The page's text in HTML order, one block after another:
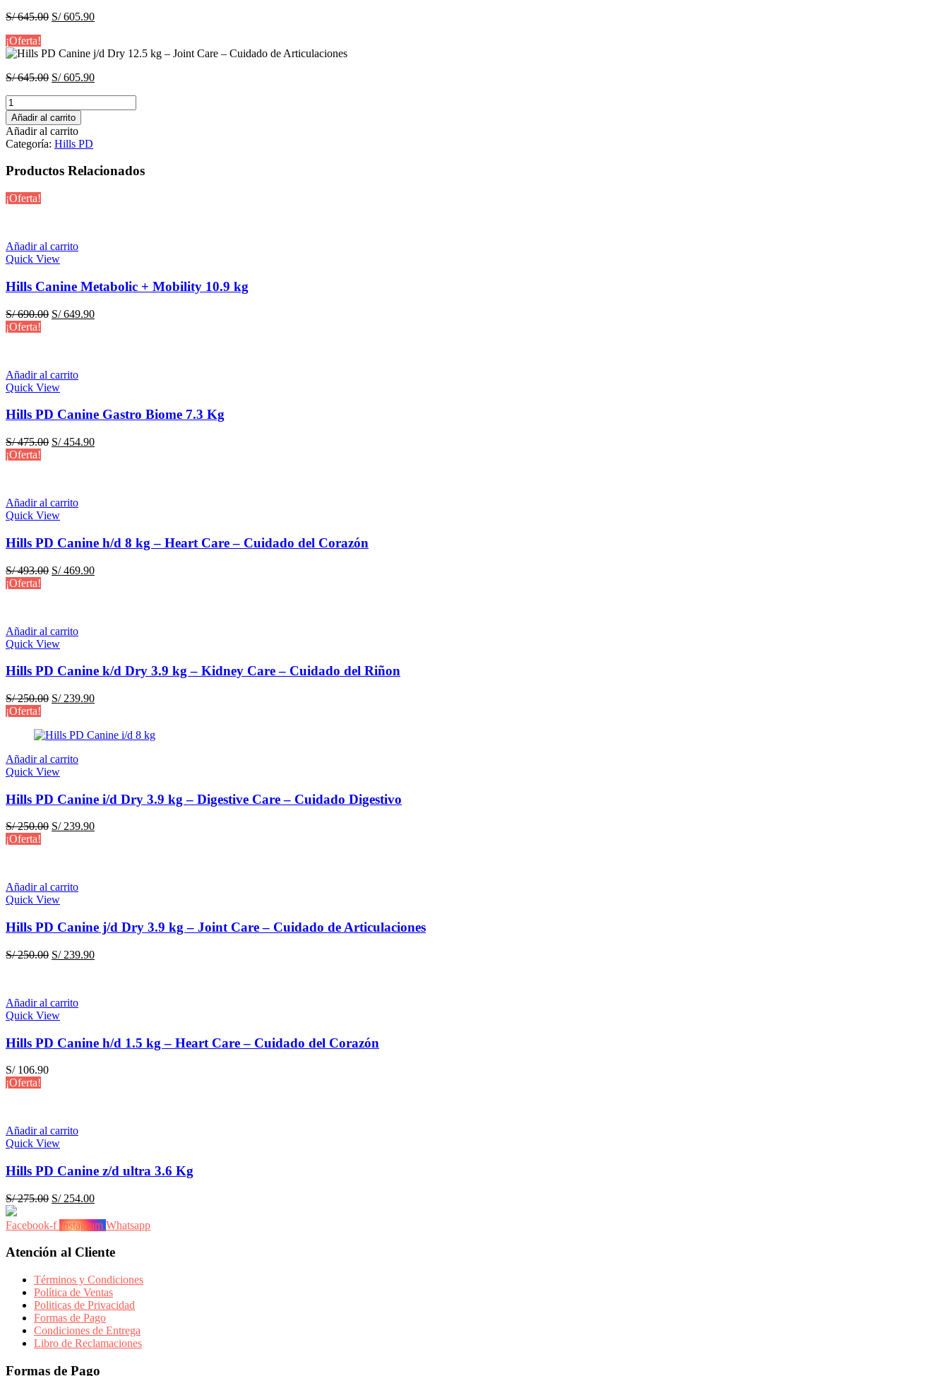
S/645.00 El
era:
S/605.90El
es:
¡Oferta!
S/645.00 El
era:
S/ 645.00.
S/605.90El
Hills
PD
Canine
j/d
Dry
12.5
kg
–
Joint
Cuidado
de
Articulaciones
cantidad
Añadir al carrito
Añadir al carrito
Categoría: Hills PD
Productos Relacionados
¡Oferta!
Añadir al carrito
Quick View
Hills Canine Metabolic + Mobility 10.9 kg
S/690.00 El
S/649.90El
¡Oferta!
Añadir al carrito
Quick View
Hills PD Canine Gastro Biome 7.3 Kg
S/475.00 El
S/454.90El
¡Oferta!
Añadir al carrito
Quick View
Hills PD Canine h/d 8 kg – Heart Care – Cuidado del Corazón
S/493.00 El
S/469.90El
¡Oferta!
Añadir al carrito
Quick View
Hills PD Canine k/d Dry 3.9 kg – Kidney Care – Cuidado del Riñon
S/250.00 El
era:
S/239.90El
es:
¡Oferta!
Añadir al carrito
Quick View
Hills PD Canine i/d Dry 3.9 kg – Digestive Care – Cuidado Digestivo
S/250.00 El
S/239.90El
¡Oferta!
Añadir al carrito
Quick View
Hills PD Canine j/d Dry 3.9 kg – Joint Care – Cuidado de Articulaciones
S/250.00 El
S/ 250.00.
S/239.90El
Añadir al carrito
Quick View
Hills PD Canine h/d 1.5 kg – Heart Care – Cuidado del Corazón
S/106.90
¡Oferta!
Añadir al carrito
Quick View
Hills PD Canine z/d ultra 3.6 Kg
S/275.00 El
original
S/ 275.00.
S/254.00El
actual
S/ 254.00.
Facebook-f Instagram Whatsapp
Atención al Cliente
Términos y Condiciones
Política de Ventas
Politicas de Privacidad
Formas de Pago
Condiciones de Entrega
Libro de Reclamaciones
Formas de Pago